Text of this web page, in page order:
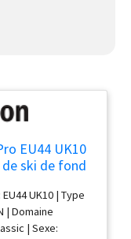
EU44 UK10
de ski de fond
EU44 UK10 | Type
| Domaine
| Sexe: